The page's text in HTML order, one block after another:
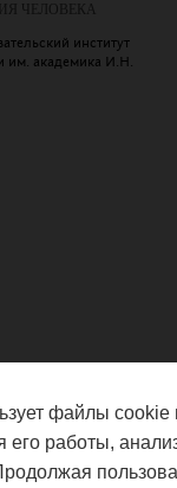
ЧЕЛОВЕКА
институт
им. академика И.Н.
файлы cookie
его работы,